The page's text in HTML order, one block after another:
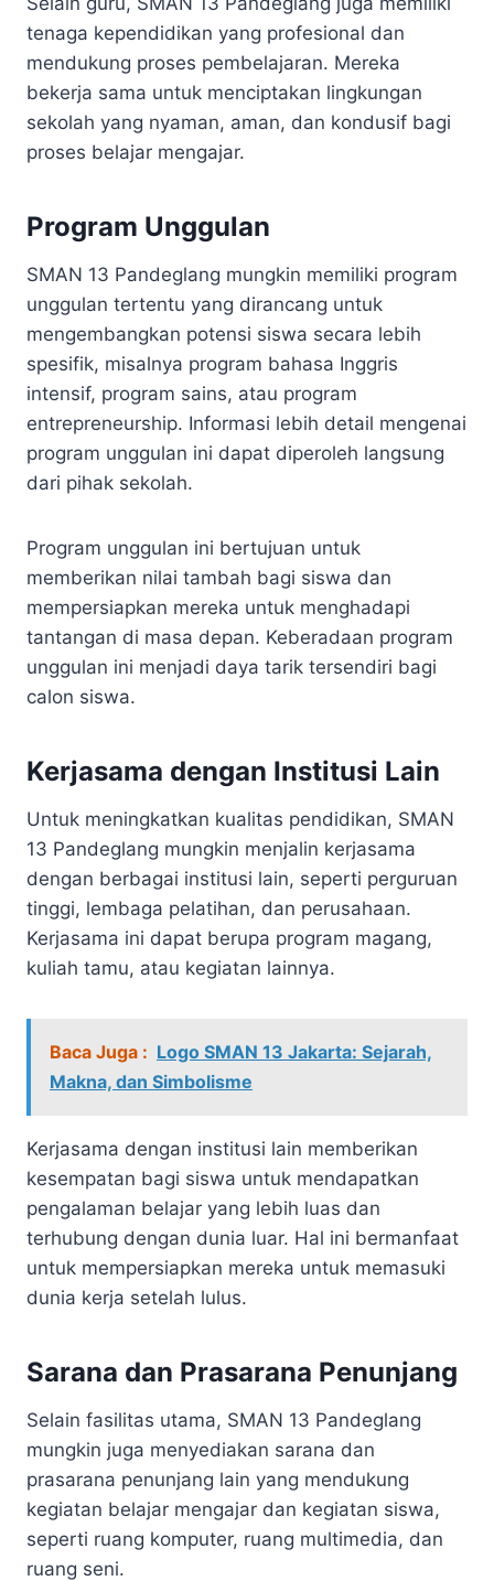
tenaga kependidikan yang profesional dan
mendukung proses pembelajaran. Mereka
bekerja sama untuk menciptakan lingkungan
sekolah yang nyaman, aman, dan kondusif bagi
proses belajar mengajar.
Program Unggulan
SMAN 13 Pandeglang mungkin memiliki program
unggulan tertentu yang dirancang untuk
mengembangkan potensi siswa secara lebih
spesifik, misalnya program bahasa Inggris
intensif, program sains, atau program
entrepreneurship. Informasi lebih detail mengenai
program unggulan ini dapat diperoleh langsung
dari pihak sekolah.
Program unggulan ini bertujuan untuk
memberikan nilai tambah bagi siswa dan
mempersiapkan mereka untuk menghadapi
tantangan di masa depan. Keberadaan program
unggulan ini menjadi daya tarik tersendiri bagi
calon siswa.
Kerjasama dengan Institusi Lain
Untuk meningkatkan kualitas pendidikan, SMAN
13 Pandeglang mungkin menjalin kerjasama
dengan berbagai institusi lain, seperti perguruan
tinggi, lembaga pelatihan, dan perusahaan.
Kerjasama ini dapat berupa program magang,
kuliah tamu, atau kegiatan lainnya.
Baca Juga : Logo SMAN 13 Jakarta: Sejarah,
Makna, dan Simbolisme
Kerjasama dengan institusi lain memberikan
kesempatan bagi siswa untuk mendapatkan
pengalaman belajar yang lebih luas dan
terhubung dengan dunia luar. Hal ini bermanfaat
untuk mempersiapkan mereka untuk memasuki
dunia kerja setelah lulus.
Sarana dan Prasarana Penunjang
Selain fasilitas utama, SMAN 13 Pandeglang
mungkin juga menyediakan sarana dan
prasarana penunjang lain yang mendukung
kegiatan belajar mengajar dan kegiatan siswa,
seperti ruang komputer, ruang multimedia, dan
ruang seni.